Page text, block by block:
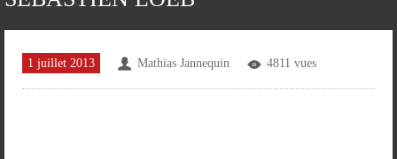
1 juillet 2013 Mathias Jannequin 4811 vues